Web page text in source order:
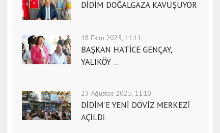
DİDİM DOĞALGAZA KAVUŞUYOR
18 Ekim 2025, 11:11
BAŞKAN HATİCE GENÇAY,
YALIKÖY ...
23 Ağustos 2025, 11:10
DİDİM'E YENİ DÖVİZ MERKEZİ
AÇILDI